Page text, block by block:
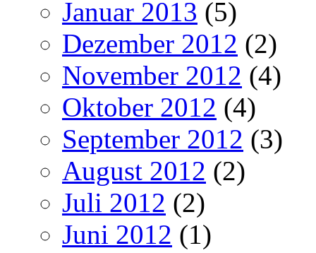
Januar 2013 (5)
Dezember 2012 (2)
November 2012 (4)
Oktober 2012 (4)
September 2012 (3)
August 2012 (2)
Juli 2012 (2)
Juni 2012 (1)